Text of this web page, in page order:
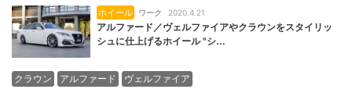
ホイール ワーク 2020.4.21
アルファード／ヴェルファイアやクラウンをスタイリッ
シュに仕上げるホイール "シ...
クラウン アルファード ヴェルファイア